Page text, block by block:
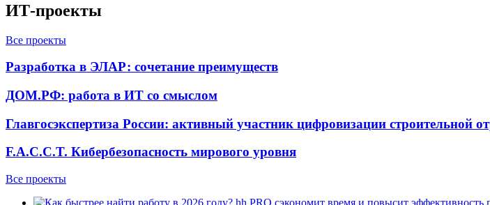
ИТ-проекты
Все проекты
Разработка в ЭЛАР: сочетание преимуществ
ДОМ.РФ: работа в ИТ со смыслом
Главгосэкспертиза России: активный участник цифровизации строительной
F.A.C.C.T. Кибербезопасность мирового уровня
Все проекты